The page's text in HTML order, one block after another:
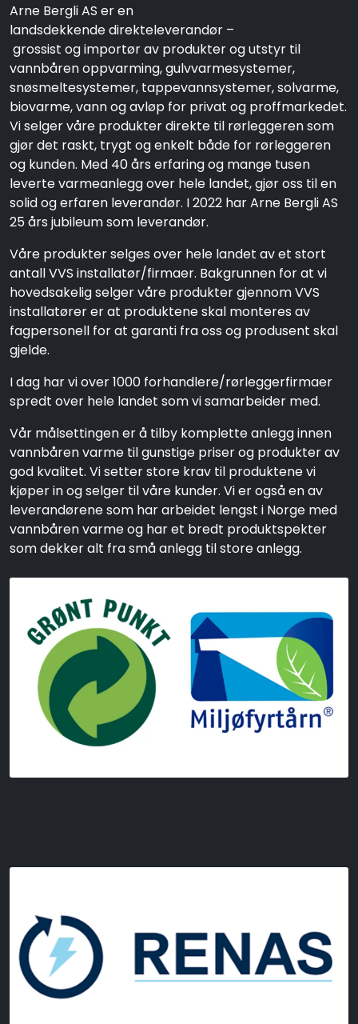
Arne Bergli AS er en
landsdekkende direkteleverandør –
grossist og importør av produkter og utstyr til
vannbåren oppvarming, gulvvarmesystemer,
snøsmeltesystemer, tappevannsystemer, solvarme,
biovarme, vann og avløp for privat og proffmarkedet.
Vi selger våre produkter direkte til rørleggeren som
gjør det raskt, trygt og enkelt både for rørleggeren
og kunden. Med 40 års erfaring og mange tusen
leverte varmeanlegg over hele landet, gjør oss til en
solid og erfaren leverandør. I 2022 har Arne Bergli AS
25 års jubileum som leverandør.
Våre produkter selges over hele landet av et stort
antall VVS installatør/firmaer. Bakgrunnen for at vi
hovedsakelig selger våre produkter gjennom VVS
installatører er at produktene skal monteres av
fagpersonell for at garanti fra oss og produsent skal
gjelde.
I dag har vi over 1000 forhandlere/rørleggerfirmaer
spredt over hele landet som vi samarbeider med.
Vår målsettingen er å tilby komplette anlegg innen
vannbåren varme til gunstige priser og produkter av
god kvalitet. Vi setter store krav til produktene vi
kjøper in og selger til våre kunder. Vi er også en av
leverandørene som har arbeidet lengst i Norge med
vannbåren varme og har et bredt produktspekter
som dekker alt fra små anlegg til store anlegg.